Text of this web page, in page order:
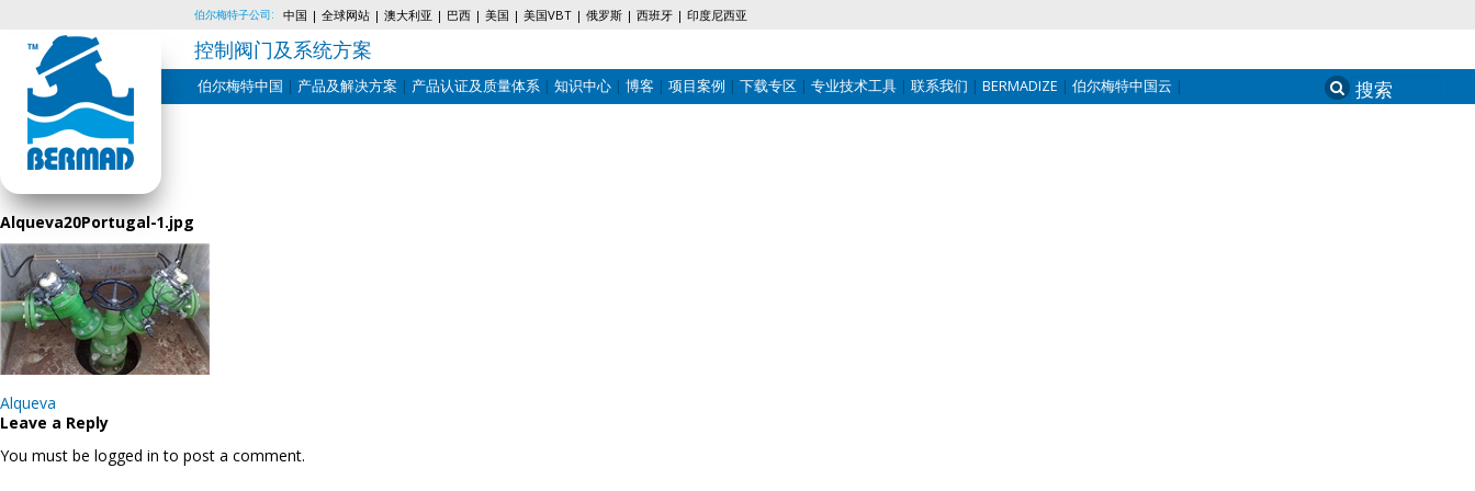
Skip
content
伯尔梅特子公司: 中国 全球网站 澳大利亚 巴西 美国 美国VBT 俄罗斯 西班牙 印度尼西亚
控制阀门及系统方案
伯尔梅特中国 产品及解决方案 产品认证及质量体系 知识中心 博客 项目案例 下载专区 专业技术工具 联系我们 BERMADIZE 伯尔梅特中国云 Search
for:
Alqueva20Portugal-1.jpg
Post
navigation
Alqueva
Leave a Reply
You must be logged in to post a comment.